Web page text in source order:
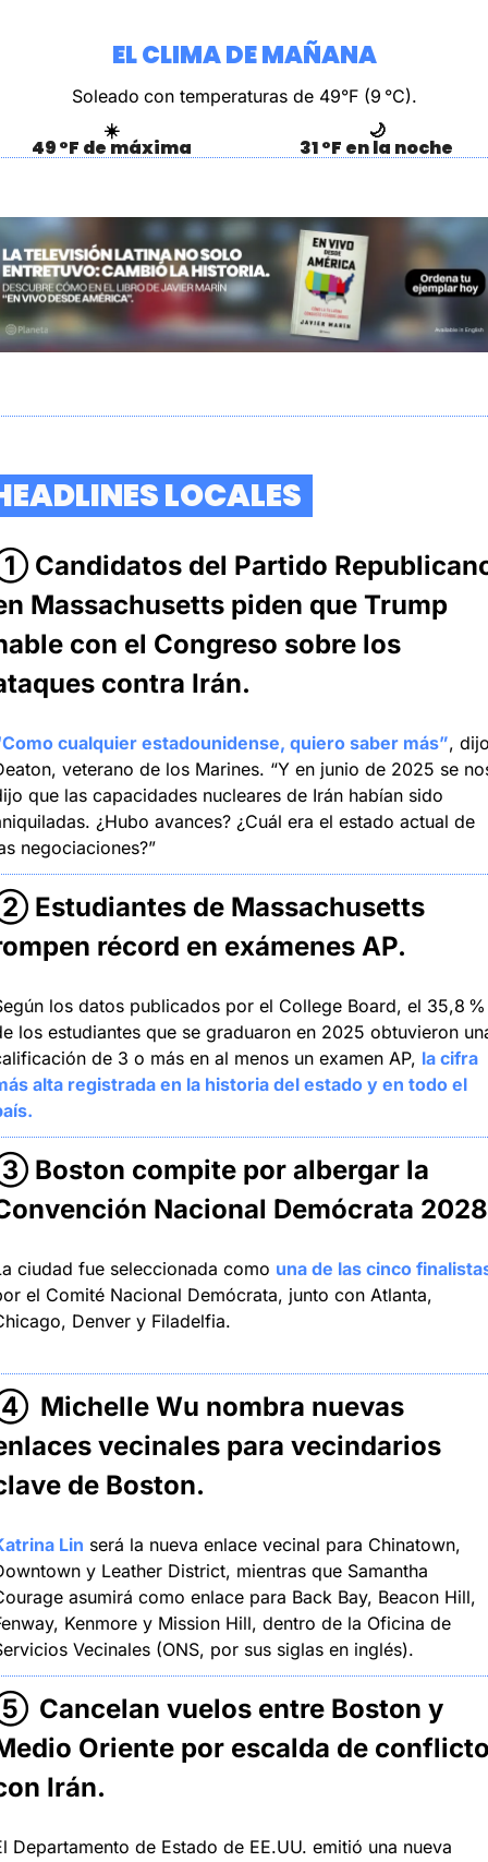
EL CLIMA DE MAÑANA
Soleado con temperaturas de 49°F (9 °C).
☀️
49 °F de máxima
🌙
31 °F en la noche
HEADLINES LOCALES
Candidatos del Partido
Massachusetts piden que Trump
con el Congreso sobre los
contra Irán.
cualquier estadounidense, quiero saber más”,
veterano de los Marines. “Y en junio de 2025 se
que las capacidades nucleares de Irán habían sido
¿Hubo avances? ¿Cuál era el estado actual de
negociaciones?”
Estudiantes de Massachusetts
récord en exámenes AP.
los datos publicados por el College Board, el 35,8 %
los estudiantes que se graduaron en 2025 obtuvieron
de 3 o más en al menos un examen AP, la cifra
alta registrada en la historia del estado y en todo el
Boston compite por albergar la
Nacional Demócrata 2028
ciudad fue seleccionada como una de las cinco
el Comité Nacional Demócrata, junto con Atlanta,
Denver y Filadelfia.
Michelle Wu nombra nuevas
vecinales para vecindarios
de Boston.
Lin será la nueva enlace vecinal para Chinatown,
y Leather District, mientras que Samantha
asumirá como enlace para Back Bay, Beacon Hill,
Kenmore y Mission Hill, dentro de la Oficina de
Vecinales (ONS, por sus siglas en inglés).
Cancelan vuelos entre Boston y
Oriente por escalda de
Irán.